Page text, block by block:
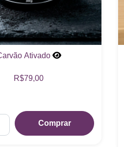
Ativado
R$79,00
Comprar